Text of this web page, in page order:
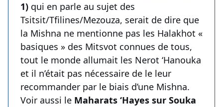
1) qui en parle au sujet des
Tsitsit/Tfilines/Mezouza, serait de dire que
la Mishna ne mentionne pas les Halakhot «
basiques » des Mitsvot connues de tous,
tout le monde allumait les Nerot ‘Hanouka
et il n’était pas nécessaire de le leur
recommander par le biais d’une Mishna.
Voir aussi le Maharats ‘Hayes sur Souka